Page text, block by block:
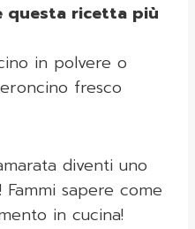
questa ricetta più
in polvere o
fresco
diventi uno
sapere come
in cucina!